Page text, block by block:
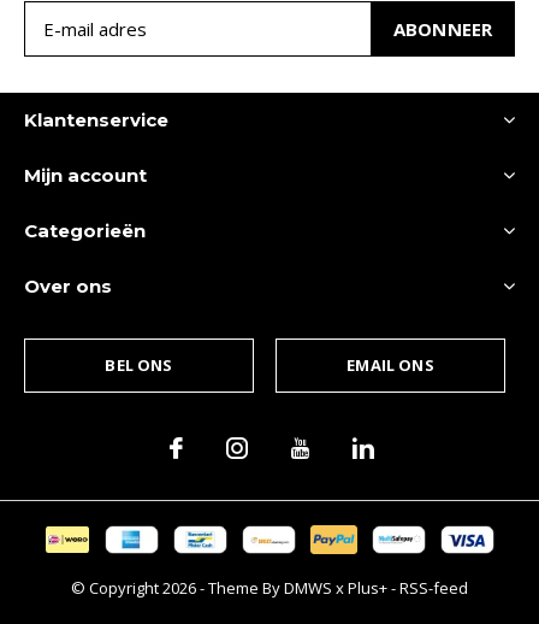
ABONNEER
Klantenservice
Mijn account
Categorieën
Over ons
BEL ONS EMAIL ONS
© Copyright2026- Theme ByDMWS xPlus+-RSS-feed